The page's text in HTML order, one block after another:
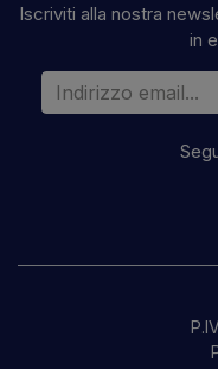
Iscriviti alla nostra
in
Indirizzo email